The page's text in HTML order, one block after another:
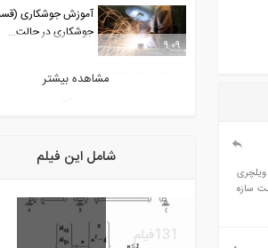
اختلاف سطح طبقات این دو (اختلاف سطح17سانتیمتر)و ویلچری
روی قسمت سازه
9:09
جوشکاری در حالت...
آموزش تحلیل پوش آور-
جوشکاری در حالت...
بازرسی اولیه جوش)
مشاهده بیشتر
شامل این فیلم
131فیلم